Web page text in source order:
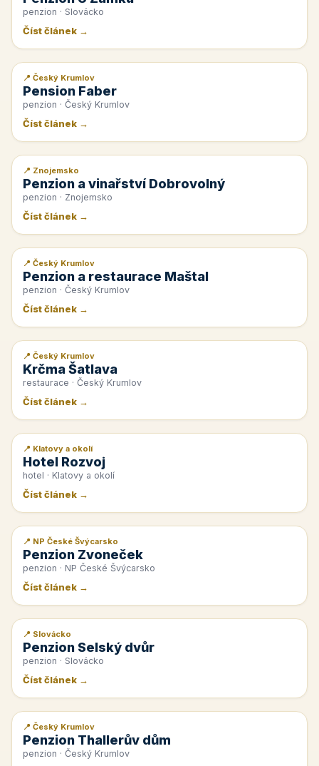
penzion · Slovácko
Číst článek →
📰 PR článek
📍 Český Krumlov
Pension Faber
penzion · Český Krumlov
Číst článek →
📰 PR článek
📍 Znojemsko
Penzion a vinařství Dobrovolný
penzion · Znojemsko
Číst článek →
📰 PR článek
📍 Český Krumlov
Penzion a restaurace Maštal
penzion · Český Krumlov
Číst článek →
📰 PR článek
📍 Český Krumlov
Krčma Šatlava
restaurace · Český Krumlov
Číst článek →
📰 PR článek
📍 Klatovy a okolí
Hotel Rozvoj
hotel · Klatovy a okolí
Číst článek →
📰 PR článek
📍 NP České Švýcarsko
Penzion Zvoneček
penzion · NP České Švýcarsko
Číst článek →
📰 PR článek
📍 Slovácko
Penzion Selský dvůr
penzion · Slovácko
Číst článek →
📰 PR článek
📍 Český Krumlov
Penzion Thallerův dům
penzion · Český Krumlov